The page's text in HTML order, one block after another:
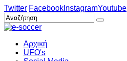
Twitter Facebook InstagramYoutube
Αρχική
UFO's